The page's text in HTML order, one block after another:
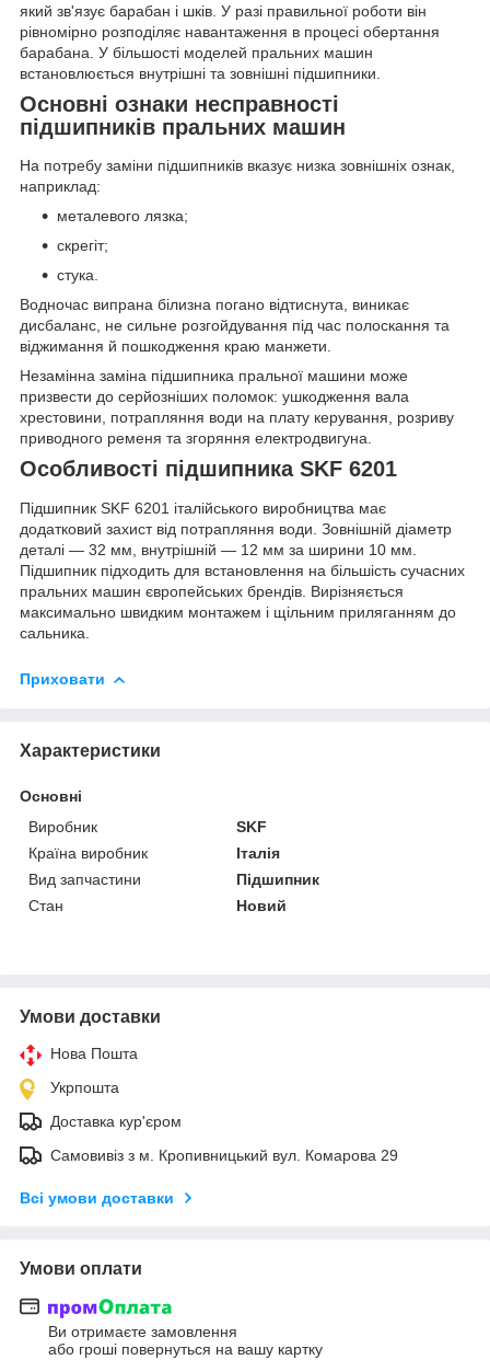
який зв'язує барабан і шків. У разі правильної роботи він
рівномірно розподіляє навантаження в процесі обертання
барабана. У більшості моделей пральних машин
встановлюється внутрішні та зовнішні підшипники.
Основні ознаки несправності
підшипників пральних машин
На потребу заміни підшипників вказує низка зовнішніх ознак,
наприклад:
металевого лязка;
скрегіт;
стука.
Водночас випрана білизна погано відтиснута, виникає
дисбаланс, не сильне розгойдування під час полоскання та
віджимання й пошкодження краю манжети.
Незамінна заміна підшипника пральної машини може
призвести до серйозніших поломок: ушкодження вала
хрестовини, потрапляння води на плату керування, розриву
приводного ременя та згоряння електродвигуна.
Особливості підшипника SKF 6201
Підшипник SKF 6201 італійського виробництва має
додатковий захист від потрапляння води. Зовнішній діаметр
деталі — 32 мм, внутрішній — 12 мм за ширини 10 мм.
Підшипник підходить для встановлення на більшість сучасних
пральних машин європейських брендів. Вирізняється
максимально швидким монтажем і щільним приляганням до
сальника.
Приховати
Характеристики
Основні
Виробник
SKF
Країна виробник
Італія
Вид запчастини
Підшипник
Стан
Новий
Умови доставки
Нова Пошта
Укрпошта
Доставка кур'єром
Самовивіз з м. Кропивницький вул. Комарова 29
Всі умови доставки
Умови оплати
Ви отримаєте замовлення
або гроші повернуться на вашу картку